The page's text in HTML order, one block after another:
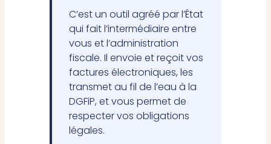
C’est un outil agréé par l’État
qui fait l’intermédiaire entre
vous et l’administration
fiscale. Il envoie et reçoit vos
factures électroniques, les
transmet au fil de l’eau à la
DGFiP, et vous permet de
respecter vos obligations
légales.